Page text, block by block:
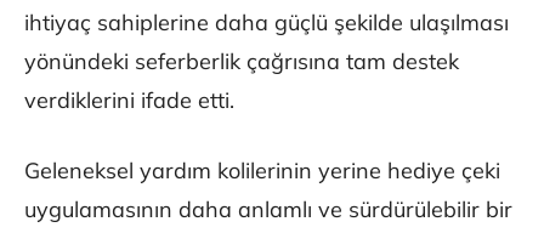
ihtiyaç sahiplerine daha güçlü şekilde ulaşılması
yönündeki seferberlik çağrısına tam destek
verdiklerini ifade etti.
Geleneksel yardım kolilerinin yerine hediye çeki
uygulamasının daha anlamlı ve sürdürülebilir bir